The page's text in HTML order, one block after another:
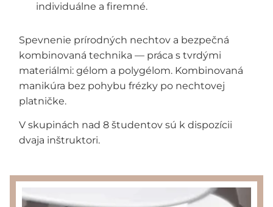
individuálne a firemné.
Spevnenie prírodných nechtov a bezpečná
kombinovaná technika — práca s tvrdými
materiálmi: gélom a polygélom. Kombinovaná
manikúra bez pohybu frézky po nechtovej
platničke.
V skupinách nad 8 študentov sú k dispozícii
dvaja inštruktori.